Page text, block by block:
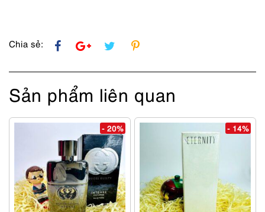
số
Chia sẻ:
Sản phẩm liên quan
- 20% - 14%